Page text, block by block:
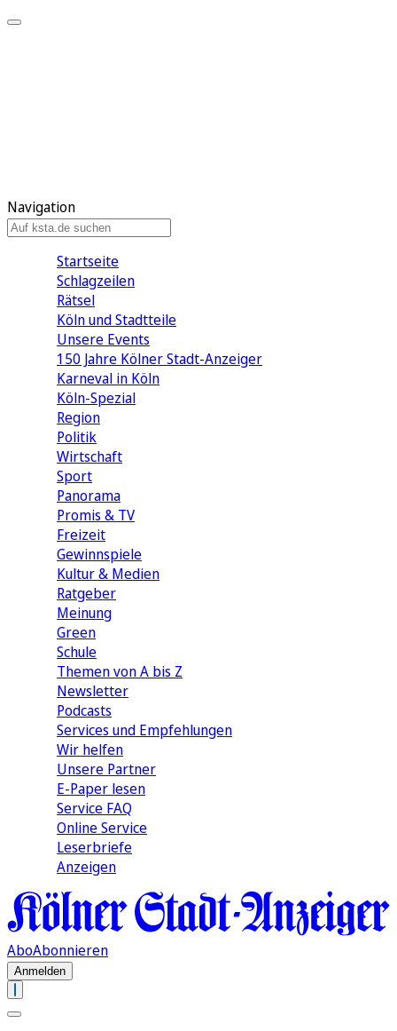
Navigation
Startseite
Schlagzeilen
Rätsel
Köln und Stadtteile
Unsere Events
150 Jahre Kölner Stadt-Anzeiger
Karneval in Köln
Köln-Spezial
Region
Politik
Wirtschaft
Sport
Panorama
Promis & TV
Freizeit
Gewinnspiele
Kultur & Medien
Ratgeber
Meinung
Green
Schule
Themen von A bis Z
Newsletter
Podcasts
Services und Empfehlungen
Wir helfen
Unsere Partner
E-Paper lesen
Service FAQ
Online Service
Leserbriefe
Anzeigen
AboAbonnieren
Anmelden